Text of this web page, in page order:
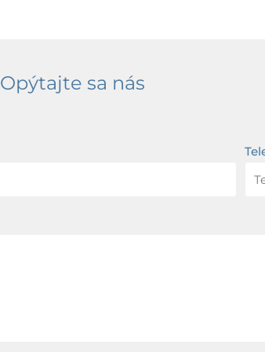
Opýtajte sa nás